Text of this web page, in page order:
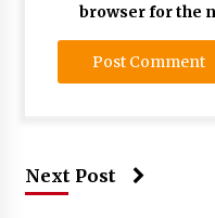
browser for the
Next Post